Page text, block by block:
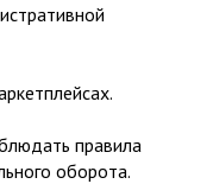
правила
оборота.